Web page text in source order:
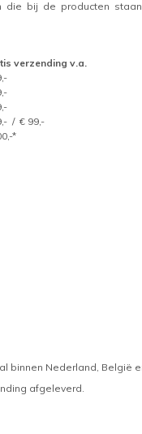
die bij de producten
verzending v.a.
/ € 99,-
*
binnen Nederland, België
afgeleverd.